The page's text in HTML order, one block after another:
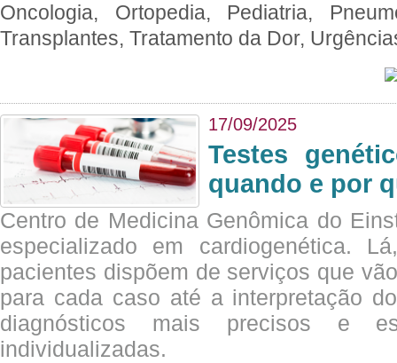
Oncologia, Ortopedia, Pediatria,
Transplantes, Tratamento da Dor,
17/09/2025
Testes
quando e por
Centro de Medicina Genômica do
especializado em cardiogenética.
pacientes dispõem de serviços que
para cada caso até a interpretação
diagnósticos mais precisos e
individualizadas.